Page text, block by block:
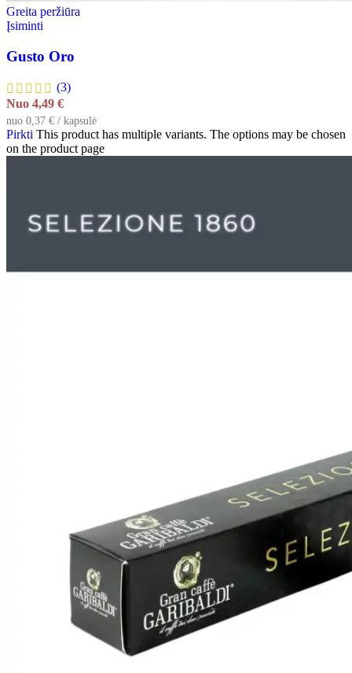
Greita peržiūra
Įsiminti
Gusto Oro
(3)
Nuo 4,49 €
nuo 0,37 € / kapsulė
Pirkti This product has multiple variants. The options may be chosen
on the product page